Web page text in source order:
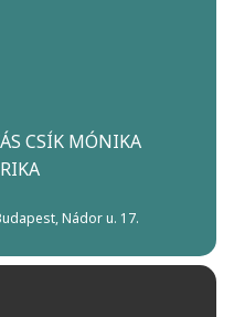
CSÍK MÓNIKA
Nádor u. 17.